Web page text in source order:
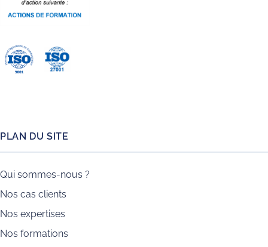
PLAN DU SITE
Qui sommes-nous ?
Nos cas clients
Nos expertises
Nos formations